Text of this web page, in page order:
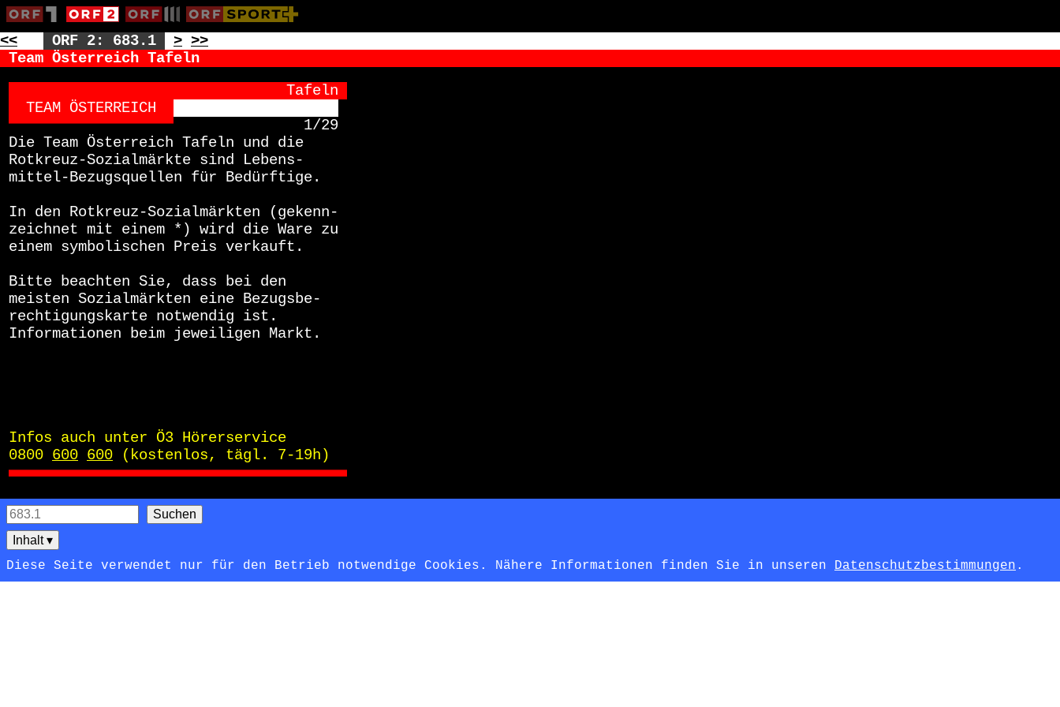
<< ORF 2: 683.1 > >>
Team Österreich Tafeln
                              Tafeln
TEAM ÖSTERREICH
1/29
Die Team Österreich Tafeln und die
Rotkreuz-Sozialmärkte sind Lebens-
mittel-Bezugsquellen für Bedürftige.
In den Rotkreuz-Sozialmärkten (gekenn-
zeichnet mit einem *) wird die Ware zu
einem symbolischen Preis verkauft.
Bitte beachten Sie, dass bei den
meisten Sozialmärkten eine Bezugsbe-
rechtigungskarte notwendig ist.
Informationen beim jeweiligen Markt.
Infos auch unter Ö3 Hörerservice
0800 600 600 (kostenlos, tägl. 7-19h)
Inhalt▾
Diese Seite verwendet nur für den Betrieb notwendige Cookies. Nähere Informationen finden Sie in unseren Datenschutzbestimmungen .